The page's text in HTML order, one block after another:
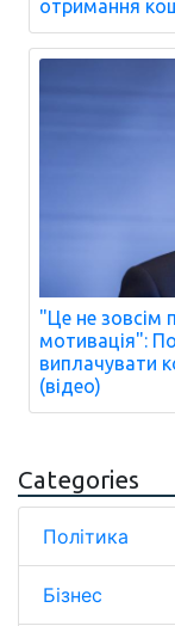
отримання
"Це не зовсім
мотивація":
виплачувати
(відео)
Categories
Політика
Бізнес